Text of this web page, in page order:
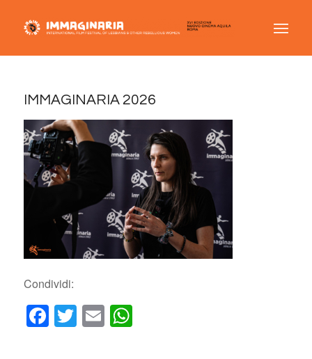
IMMAGINARIA 2026
Condividi:
Facebook
Twitter
EmailWhatsApp